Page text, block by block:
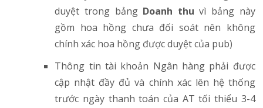
duyệt trong bảng Doanh thu vì bảng này
gồm hoa hồng chưa đối soát nên không
chính xác hoa hồng được duyệt của pub)
Thông tin tài khoản Ngân hàng phải được
cập nhật đầy đủ và chính xác lên hệ thống
trước ngày thanh toán của AT tối thiểu 3-4